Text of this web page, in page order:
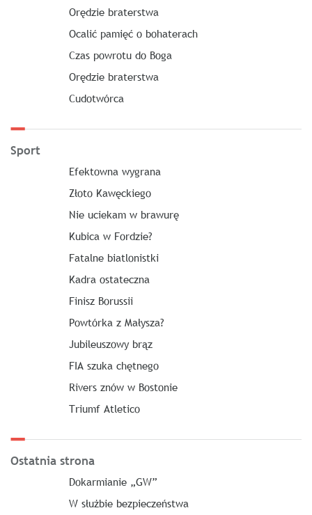
Orędzie braterstwa
Ocalić pamięć o bohaterach
Czas powrotu do Boga
Orędzie braterstwa
Cudotwórca
Sport
Efektowna wygrana
Złoto Kawęckiego
Nie uciekam w brawurę
Kubica w Fordzie?
Fatalne biatlonistki
Kadra ostateczna
Finisz Borussii
Powtórka z Małysza?
Jubileuszowy brąz
FIA szuka chętnego
Rivers znów w Bostonie
Triumf Atletico
Ostatnia strona
Dokarmianie „GW”
W służbie bezpieczeństwa